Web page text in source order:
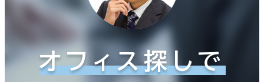
オフィス探しで